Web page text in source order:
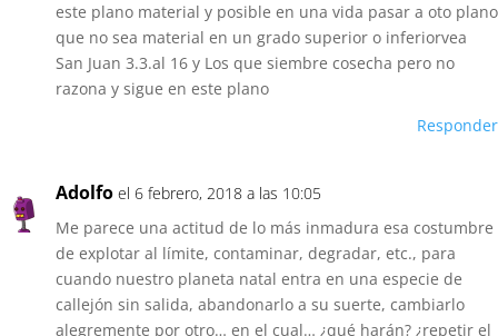
este plano material y posible en una vida pasar a oto plano
que no sea material en un grado superior o inferiorvea
San Juan 3.3.al 16 y Los que siembre cosecha pero no
razona y sigue en este plano
Responder
Adolfo el 6 febrero, 2018 a las 10:05
Me parece una actitud de lo más inmadura esa costumbre
de explotar al límite, contaminar, degradar, etc., para
cuando nuestro planeta natal entra en una especie de
callejón sin salida, abandonarlo a su suerte, cambiarlo
alegremente por otro… en el cual… ¿qué harán? ¿repetir el